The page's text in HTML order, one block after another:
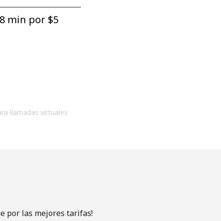
min por ⁦$5⁩
llamadas virtuales
por las mejores tarifas!